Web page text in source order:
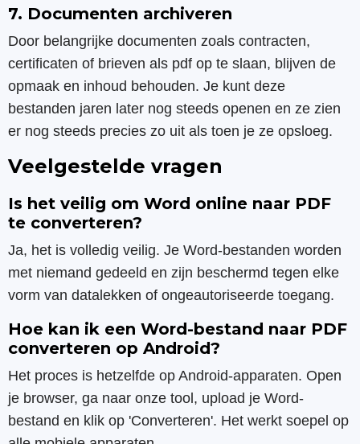
7. Documenten archiveren
Door belangrijke documenten zoals contracten,
certificaten of brieven als pdf op te slaan, blijven de
opmaak en inhoud behouden. Je kunt deze
bestanden jaren later nog steeds openen en ze zien
er nog steeds precies zo uit als toen je ze opsloeg.
Veelgestelde vragen
Is het veilig om Word online naar PDF
te converteren?
Ja, het is volledig veilig. Je Word-bestanden worden
met niemand gedeeld en zijn beschermd tegen elke
vorm van datalekken of ongeautoriseerde toegang.
Hoe kan ik een Word-bestand naar PDF
converteren op Android?
Het proces is hetzelfde op Android-apparaten. Open
je browser, ga naar onze tool, upload je Word-
bestand en klik op 'Converteren'. Het werkt soepel op